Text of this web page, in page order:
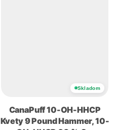
Skladom
CanaPuff 10-OH-HHCP
Kvety 9 Pound Hammer, 10-